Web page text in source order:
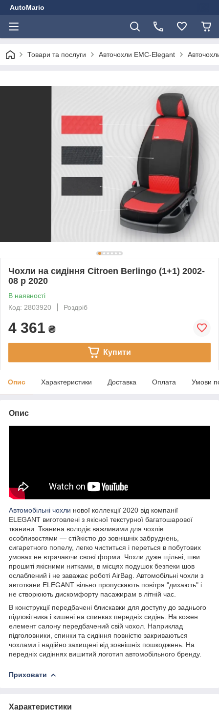
AutoMario
Товари та послуги Авточохли EMC-Elegant
Чохли на сидіння Citroen Berlingo (1+1) 2002-
08 р 2020
В наявності
Код: 2803920
Роздріб
4 361 ₴
Купити
Опис Характеристики Доставка Оплата Умови
Опис
Автомобільні чохли нової коллекції 2020 від компанії
ELEGANT виготовлені з якісної текстурної багатошарової
тканини. Тканина володіє важливими для чохлів
особливостями — стійкістю до зовнішніх забруднень,
сигаретного попелу, легко чиститься і переться в побутових
умовах не втрачаючи своєї форми. Чохли дуже щільні, шви
прошиті якісними нитками, в місцях подушок безпеки шов
ослаблений і не заважає роботі AirBag. Автомобільні чохли з
автоткани ELEGANT вільно пропускають повітря "дихають" і
не створюють дискомфорту пасажирам в літній час.
В конструкції передбачені блискавки для доступу до заднього
підлокітника і кишені на спинках передніх сидінь. На кожен
елемент салону передбачений свій чохол. Наприклад
підголовники, спинки та сидіння повністю закриваються
чохлами і надійно захищені від зовнішніх пошкоджень. На
передніх сидіннях вишитий логотип автомобільного бренду.
Приховати
Характеристики